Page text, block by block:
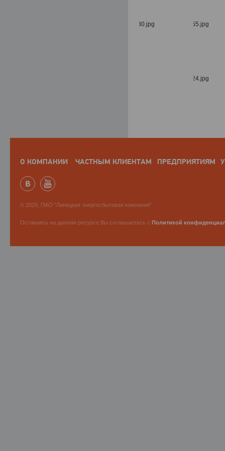
О КОМПАНИИ ЧАСТНЫМ КЛИЕНТАМ ПРЕДПРИЯТИЯМ
© 2026, ПАО "Липецкая энергосбытовая компания".
Оставаясь на данном ресурсе Вы соглашаетесь с Политикой